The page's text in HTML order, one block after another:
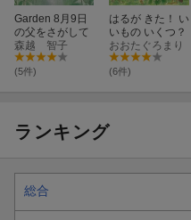
Garden 8月9日
の父をさがして
森越 智子
(5件)
はるが きた！ い
いもの いくつ？
おおたぐろまり
(6件)
ランキング
総合